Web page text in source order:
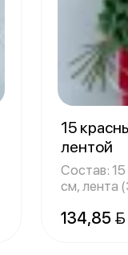
15
лентой
Состав:
см, лента
134,85 